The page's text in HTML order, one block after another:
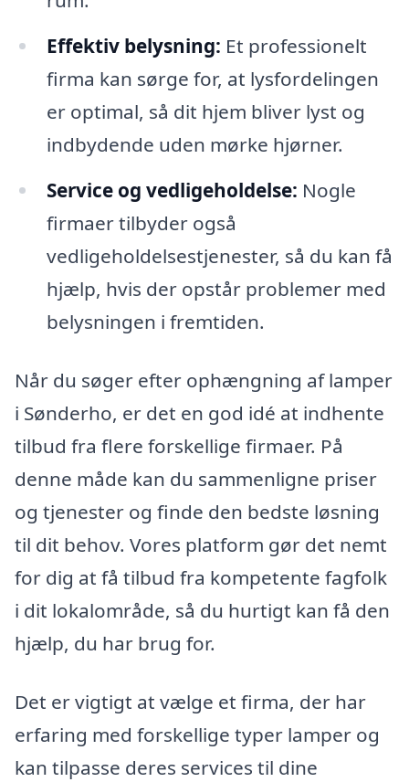
Effektiv belysning: Et professionelt
firma kan sørge for, at lysfordelingen
er optimal, så dit hjem bliver lyst og
indbydende uden mørke hjørner.
Service og vedligeholdelse: Nogle
firmaer tilbyder også
vedligeholdelsestjenester, så du kan få
hjælp, hvis der opstår problemer med
belysningen i fremtiden.
Når du søger efter ophængning af lamper
i Sønderho, er det en god idé at indhente
tilbud fra flere forskellige firmaer. På
denne måde kan du sammenligne priser
og tjenester og finde den bedste løsning
til dit behov. Vores platform gør det nemt
for dig at få tilbud fra kompetente fagfolk
i dit lokalområde, så du hurtigt kan få den
hjælp, du har brug for.
Det er vigtigt at vælge et firma, der har
erfaring med forskellige typer lamper og
kan tilpasse deres services til dine